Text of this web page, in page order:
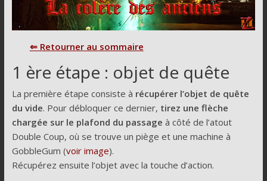
zombie
de
Call
of
Duty
⇐ Retourner au sommaire
1 ère étape : objet de quête
La première étape consiste à récupérer l’objet de quête
du vide. Pour débloquer ce dernier, tirez une flèche
chargée sur le plafond du passage à côté de l’atout
Double Coup, où se trouve un piège et une machine à
GobbleGum (voir image).
Récupérez ensuite l’objet avec la touche d’action.